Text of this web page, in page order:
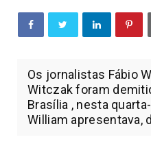
Os jornalistas Fábio
Witczak foram
Brasília , nesta
William apresentava,